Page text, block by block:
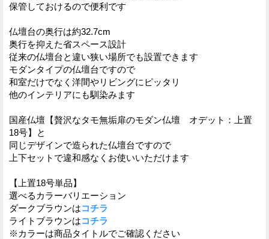
保管しておけるので便利です
仏壇台の奥行は約32.7cm
奥行を抑えた省スペース設計
従来の仏壇台と違い狭い場所でも設置できます
モダンタイプの仏壇台ですので
和室だけでなく洋間やリビングにピッタリ
他のインテリアにも馴染みます
国産仏壇【贅沢なタモ無垢扉のモダン仏壇 オデット：上置
18号】と
同じデザインで造られた仏壇台ですので
上下セットで違和感なくお使いいただけます
【上置18号単品】
選べるカラーバリエーション
ダークブラウンはコチラ
ライトブラウンはコチラ
※カラーは商品タイトルでご確認ください